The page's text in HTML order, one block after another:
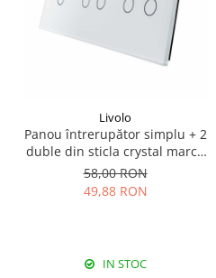
Livolo
Panou întrerupător simplu + 2
duble din sticla crystal marca
Livolo
58,00 RON
49,88 RON
IN STOC